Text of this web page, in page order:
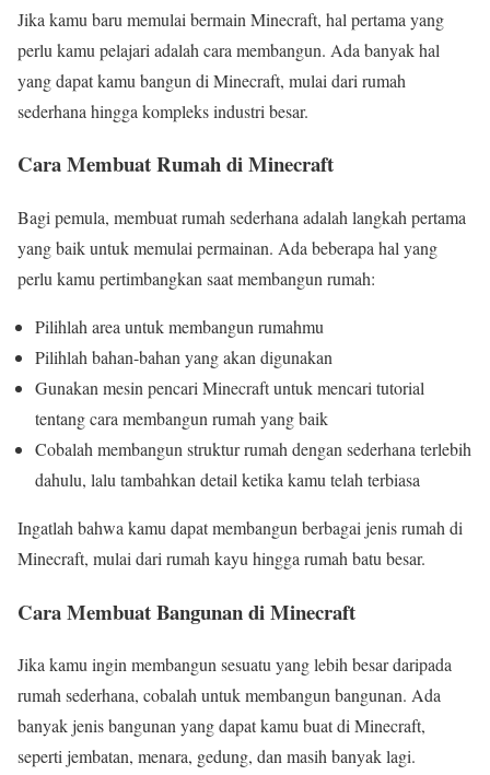
Jika kamu baru memulai bermain Minecraft, hal pertama yang
perlu kamu pelajari adalah cara membangun. Ada banyak hal
yang dapat kamu bangun di Minecraft, mulai dari rumah
sederhana hingga kompleks industri besar.
Cara Membuat Rumah di Minecraft
Bagi pemula, membuat rumah sederhana adalah langkah pertama
yang baik untuk memulai permainan. Ada beberapa hal yang
perlu kamu pertimbangkan saat membangun rumah:
Pilihlah area untuk membangun rumahmu
Pilihlah bahan-bahan yang akan digunakan
Gunakan mesin pencari Minecraft untuk mencari tutorial
tentang cara membangun rumah yang baik
Cobalah membangun struktur rumah dengan sederhana terlebih
dahulu, lalu tambahkan detail ketika kamu telah terbiasa
Ingatlah bahwa kamu dapat membangun berbagai jenis rumah di
Minecraft, mulai dari rumah kayu hingga rumah batu besar.
Cara Membuat Bangunan di Minecraft
Jika kamu ingin membangun sesuatu yang lebih besar daripada
rumah sederhana, cobalah untuk membangun bangunan. Ada
banyak jenis bangunan yang dapat kamu buat di Minecraft,
seperti jembatan, menara, gedung, dan masih banyak lagi.